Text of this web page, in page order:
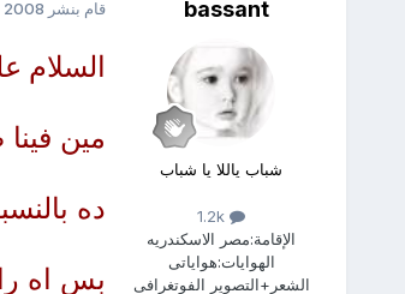
bassant
شباب ياللا يا شباب
1.2k
الإقامة:مصر الاسكندريه
الهوايات:هواياتى
الشعر+التصوير الفوتغرافى
قام بنشر 2008
السلام
مين
ده
بس اه